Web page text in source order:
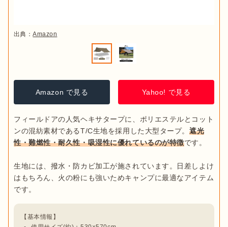
出典：Amazon
Amazon で見る Yahoo! で見る
フィールドアの人気ヘキサタープに、ポリエステルとコット
ンの混紡素材であるT/C生地を採用した大型タープ。 遮光
性・難燃性・耐久性・吸湿性に優れているのが特徴です。
生地には、撥水・防カビ加工が施されています。日差しよけ
はもちろん、火の粉にも強いためキャンプに最適なアイテム